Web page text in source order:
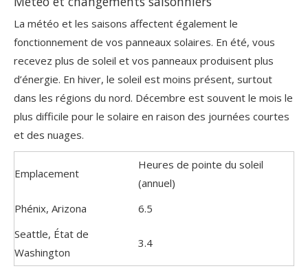
La météo et les saisons affectent également le
fonctionnement de vos panneaux solaires. En été, vous
recevez plus de soleil et vos panneaux produisent plus
d’énergie. En hiver, le soleil est moins présent, surtout
dans les régions du nord. Décembre est souvent le mois le
plus difficile pour le solaire en raison des journées courtes
et des nuages.
Emplacement
Heures de pointe du soleil
(annuel)
Phénix, Arizona
6.5
Seattle, État de
Washington
3.4